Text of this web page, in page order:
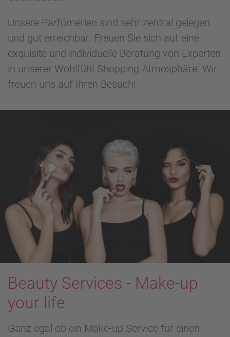
Unsere Parfümerien sind sehr zentral gelegen
und gut erreichbar. Freuen Sie sich auf eine
exquisite und individuelle Beratung von Experten
in unserer Wohlfühl-Shopping-Atmosphäre. Wir
freuen uns auf Ihren Besuch!
Beauty Services - Make-up
your life
Ganz egal ob ein Make-up Service für einen